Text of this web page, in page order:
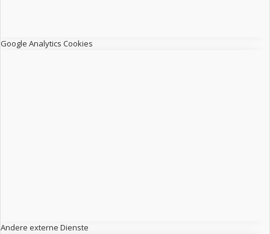
Google Analytics Cookies
Andere externe Dienste